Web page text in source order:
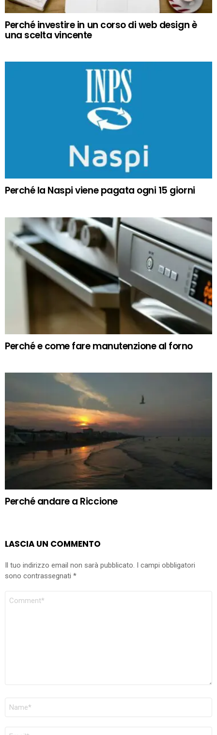
Perché investire in un corso di web design è
una scelta vincente
Perché la Naspi viene pagata ogni 15 giorni
Perché e come fare manutenzione al forno
Perché andare a Riccione
LASCIA UN COMMENTO
Il tuo indirizzo email non sarà pubblicato. I campi obbligatori
sono contrassegnati *